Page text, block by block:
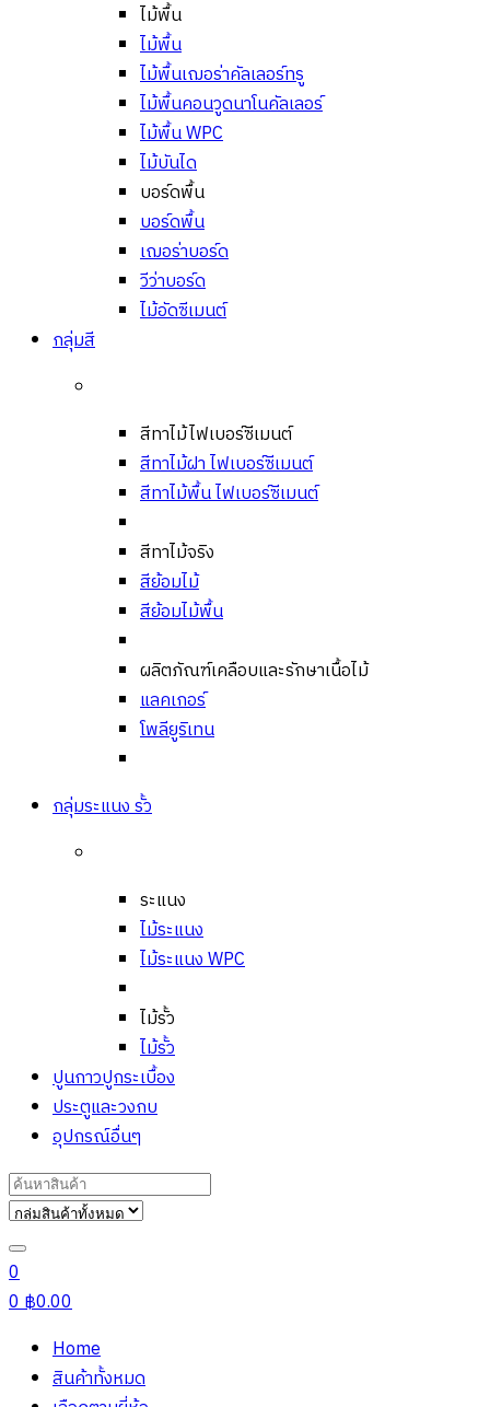
ไม้พื้น
ไม้พื้น
ไม้พื้นเฌอร่าคัลเลอร์ทรู
ไม้พื้นคอนวูดนาโนคัลเลอร์
ไม้พื้น WPC
ไม้บันได
บอร์ดพื้น
บอร์ดพื้น
เฌอร่าบอร์ด
วีว่าบอร์ด
ไม้อัดซีเมนต์
กลุ่มสี
สีทาไม้ไฟเบอร์ซีเมนต์
สีทาไม้ฝา ไฟเบอร์ซีเมนต์
สีทาไม้พื้น ไฟเบอร์ซีเมนต์
สีทาไม้จริง
สีย้อมไม้
สีย้อมไม้พื้น
ผลิตภัณฑ์เคลือบและรักษาเนื้อไม้
แลคเกอร์
โพลียูริเทน
กลุ่มระแนง รั้ว
ระแนง
ไม้ระแนง
ไม้ระแนง WPC
ไม้รั้ว
ไม้รั้ว
ปูนกาวปูกระเบื้อง
ประตูและวงกบ
อุปกรณ์อื่นๆ
Search
for:
0
0฿0.00
Home
สินค้าทั้งหมด